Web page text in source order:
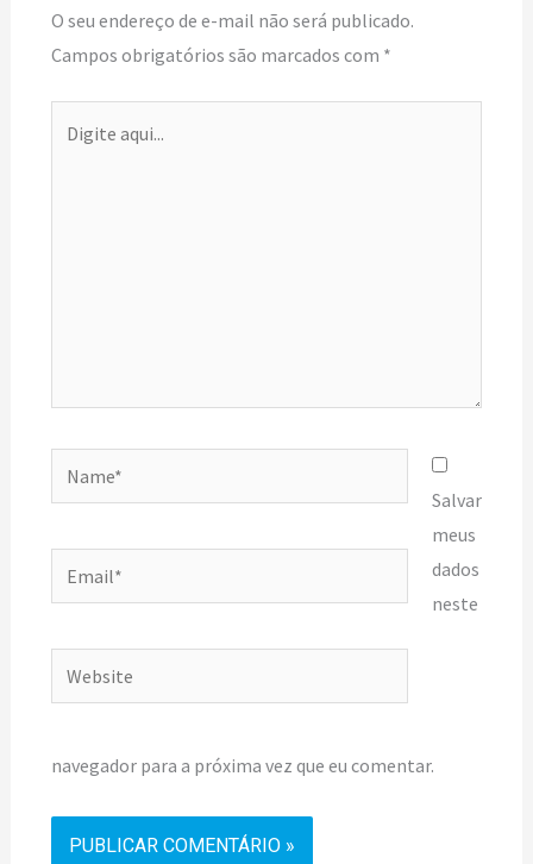
O seu endereço de e-mail não será publicado.
Campos obrigatórios são marcados com *
aqui...
Name*
Email*
Website
Salvar
meus
dados
neste
navegador para a próxima vez que eu comentar.